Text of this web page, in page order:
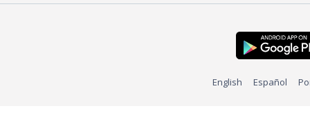
English Español